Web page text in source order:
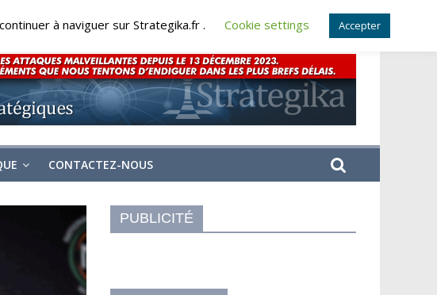
CONTACTEZ-NOUS
PUBLICITÉ
à naviguer sur Strategika.fr . Cookie settings Accepter